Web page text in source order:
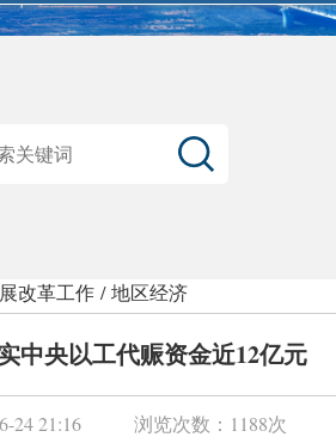
改革工作 /地区经济
中央以工代赈资金近12亿元
24 21:16 浏览次数： 1188次